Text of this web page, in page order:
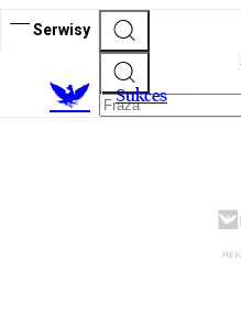
Serwisy
Sukces